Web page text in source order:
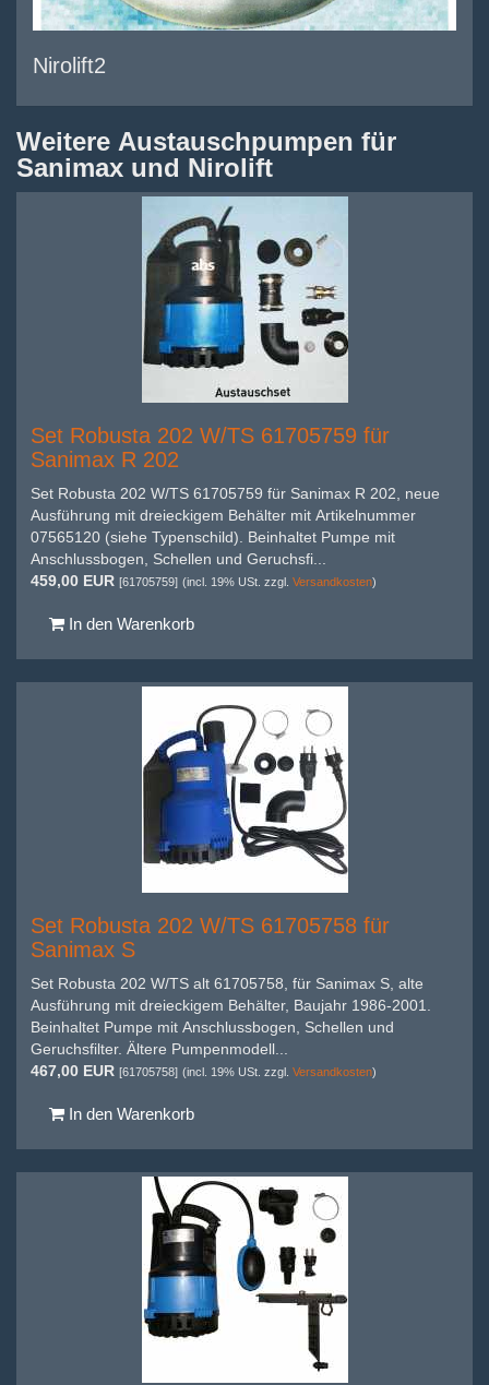
Nirolift2
Weitere Austauschpumpen für
Sanimax und Nirolift
Set Robusta 202 W/TS 61705759 für
Sanimax R 202
Set Robusta 202 W/TS 61705759 für Sanimax R 202, neue
Ausführung mit dreieckigem Behälter mit Artikelnummer
07565120 (siehe Typenschild). Beinhaltet Pumpe mit
Anschlussbogen, Schellen und Geruchsfi...
459,00 EUR [61705759] (incl. 19% USt. zzgl. Versandkosten)
In den Warenkorb
Set Robusta 202 W/TS 61705758 für
Sanimax S
Set Robusta 202 W/TS alt 61705758, für Sanimax S, alte
Ausführung mit dreieckigem Behälter, Baujahr 1986-2001.
Beinhaltet Pumpe mit Anschlussbogen, Schellen und
Geruchsfilter. Ältere Pumpenmodell...
467,00 EUR [61705758] (incl. 19% USt. zzgl. Versandkosten)
In den Warenkorb